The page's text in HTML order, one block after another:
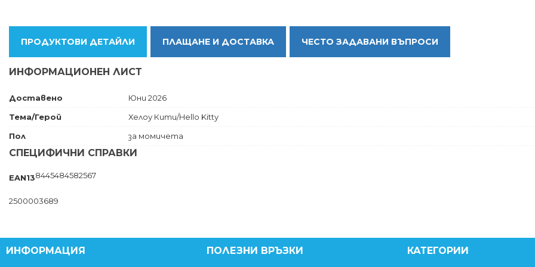
ПРОДУКТОВИ ДЕТАЙЛИ ПЛАЩАНЕ И ДОСТАВКА ЧЕСТО ЗАДАВАНИ ВЪПРОСИ
ИНФОРМАЦИОНЕН ЛИСТ
Доставено
Юни 2026
Тема/Герой
Хелоу Кити/Hello Kitty
Пол
за момичета
СПЕЦИФИЧНИ СПРАВКИ
EAN138445484582567
2500003689
ИНФОРМАЦИЯ ПОЛЕЗНИ ВРЪЗКИ КАТЕГОРИИ